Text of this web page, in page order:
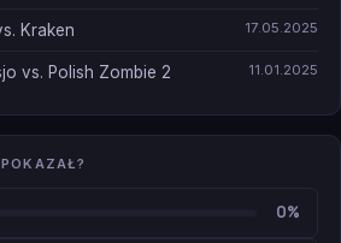
Kraken 17.05.2025
vs. Polish Zombie 2 11.01.2025
0%